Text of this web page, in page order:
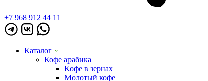
+7 968 912 44 11
Каталог
Кофе арабика
Кофе в зернах
Молотый кофе